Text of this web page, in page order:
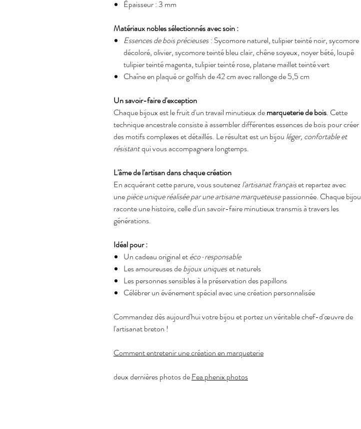
Épaisseur : 3 mm
Matériaux nobles sélectionnés avec soin :
Essences de bois précieuses : Sycomore naturel, tulipier teinté noir, sycomore
décoloré, olivier, sycomore teinté bleu clair, chêne soyeux, noyer bété, loupê
tulipier teinté magenta, tulipier teinté rose, platane maillet teinté vert
Chaîne en plaqué or golfish de 42 cm avec rallonge de 5,5 cm
Un savoir-faire d'exception
Chaque bijoux est le fruit d'un travail minutieux demarqueterie de bois. Cette
technique ancestrale consiste à assembler différentes essences de bois pour créer
des motifs complexes et détaillés. Le résultat est un bijou léger, confortable et
résistantqui vous accompagnera longtemps.
L'âme de l'artisan dans chaque création
En acquérant cette parure, vous soutenezl'artisanat françaiset repartez avec
unepièce unique réalisée par une artisane marqueteuse passionnée. Chaque bijou
raconte une histoire, celle d'un savoir-faire minutieux transmis à travers les
générations.
Idéal pour :
Un cadeau original etéco-responsable
Les amoureuses debijoux uniqueset naturels
Les personnes sensibles à la préservation des papillons
Célébrer un événement spécial avec une création personnalisée
Commandez dès aujourd'hui votre bijou et portez un véritable chef-d'œuvre de
l'artisanat breton !
Comment entretenir une création en marqueterie
deux dernières photos deFea phenix photos